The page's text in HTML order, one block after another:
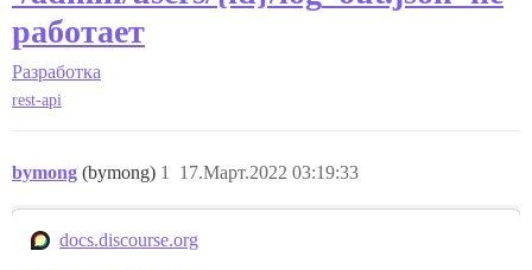
работает
Разработка
rest-api
bymong (bymong) 17.Март.2022 03:19:33
1
docs.discourse.org